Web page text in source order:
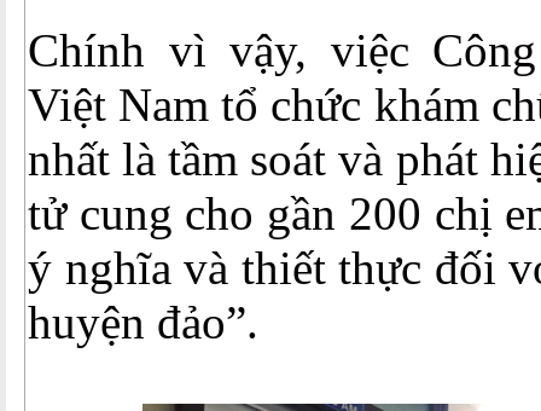
Chính vì vậy, việc
Việt Nam tổ chức khám
nhất là tầm soát và phát
tử cung cho gần 200 chị
ý nghĩa và thiết thực đối
huyện đảo”.